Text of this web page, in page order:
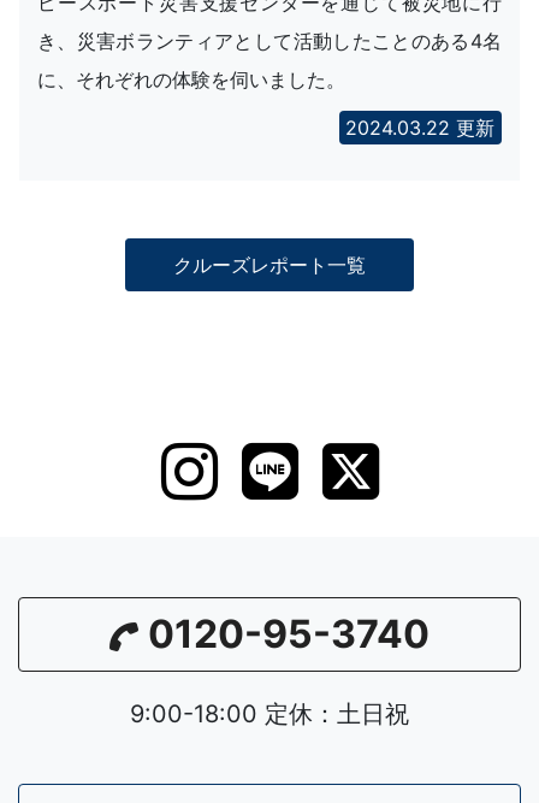
き、災害ボランティアとして活動したことのある4名
に、それぞれの体験を伺いました。
2024.03.22 更新
クルーズレポート一覧
0120-95-3740
9:00-18:00 定休：土日祝